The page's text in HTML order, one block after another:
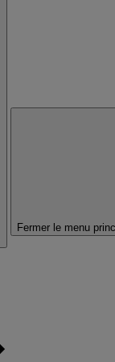
Fermer le menu